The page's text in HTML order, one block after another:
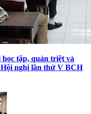
tập, quán triệt và
nghị lần thứ V BCH